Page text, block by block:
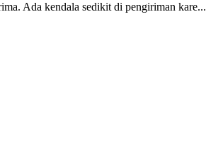
Ada kendala sedikit di pengiriman kare...
punya di rumah...